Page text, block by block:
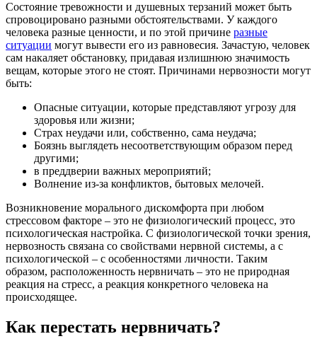
Состояние тревожности и душевных терзаний может быть
спровоцировано разными обстоятельствами. У каждого
человека разные ценности, и по этой причине разные
ситуации могут вывести его из равновесия. Зачастую, человек
сам накаляет обстановку, придавая излишнюю значимость
вещам, которые этого не стоят. Причинами нервозности могут
быть:
Опасные ситуации, которые представляют угрозу для
здоровья или жизни;
Страх неудачи или, собственно, сама неудача;
Боязнь выглядеть несоответствующим образом перед
другими;
в преддверии важных мероприятий;
Волнение из-за конфликтов, бытовых мелочей.
Возникновение морального дискомфорта при любом
стрессовом факторе – это не физиологический процесс, это
психологическая настройка. С физиологической точки зрения,
нервозность связана со свойствами нервной системы, а с
психологической – с особенностями личности. Таким
образом, расположенность нервничать – это не природная
реакция на стресс, а реакция конкретного человека на
происходящее.
Как перестать нервничать?